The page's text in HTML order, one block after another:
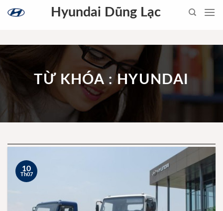
Hyundai Dũng Lạc
TỪ KHÓA : HYUNDAI
10
Th07